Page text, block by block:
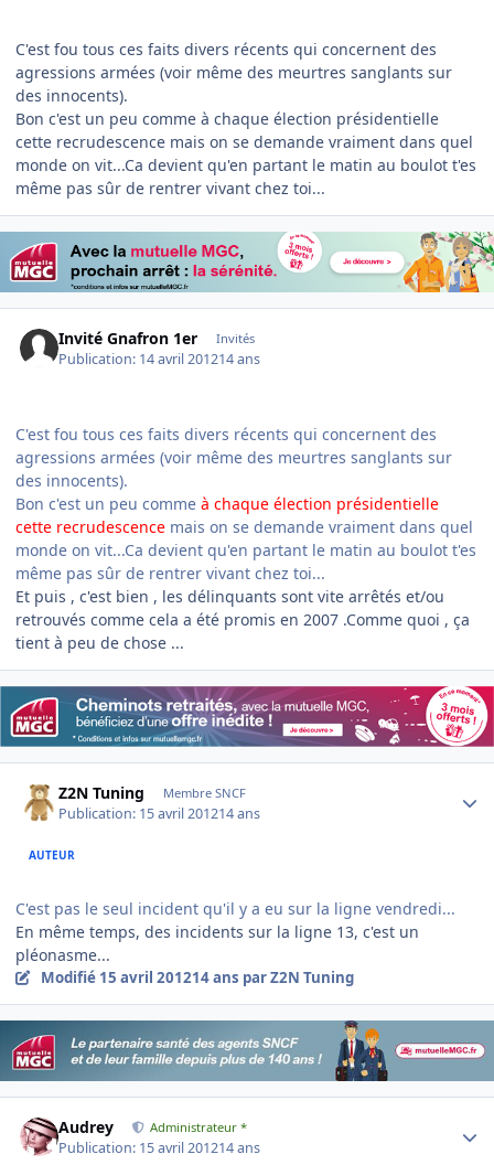
C'est fou tous ces faits divers récents qui concernent des
agressions armées (voir même des meurtres sanglants sur
des innocents).
Bon c'est un peu comme à chaque élection présidentielle
cette recrudescence mais on se demande vraiment dans quel
monde on vit...Ca devient qu'en partant le matin au boulot t'es
même pas sûr de rentrer vivant chez toi...
Invité Gnafron 1er Invités
Publication: 14 avril 201214 ans
C'est fou tous ces faits divers récents qui concernent des
agressions armées (voir même des meurtres sanglants sur
des innocents).
Bon c'est un peu comme à chaque élection présidentielle
cette recrudescence mais on se demande vraiment dans quel
monde on vit...Ca devient qu'en partant le matin au boulot t'es
même pas sûr de rentrer vivant chez toi...
Et puis , c'est bien , les délinquants sont vite arrêtés et/ou
retrouvés comme cela a été promis en 2007 .Comme quoi , ça
tient à peu de chose ...
Z2N Tuning Membre SNCF
Publication: 15 avril 201214 ans
AUTEUR
C'est pas le seul incident qu'il y a eu sur la ligne vendredi...
En même temps, des incidents sur la ligne 13, c'est un
pléonasme...
Modifié 15 avril 201214 ans par Z2N Tuning
Audrey Administrateur *
Publication: 15 avril 201214 ans